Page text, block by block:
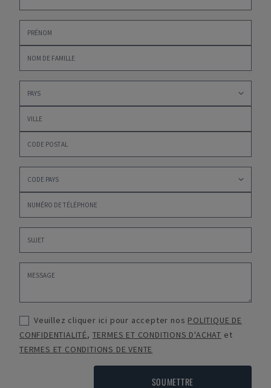
Veuillez cliquer ici pour accepter nos POLITIQUE DE
CONFIDENTIALITÉ, TERMES ET CONDITIONS D'ACHAT et
TERMES ET CONDITIONS DE VENTE
SOUMETTRE